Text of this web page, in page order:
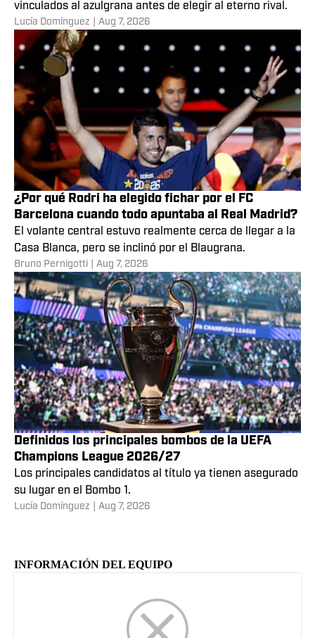
vinculados al azulgrana antes de elegir al eterno rival.
Lucía Domínguez Aug 7, 2026
¿Por qué Rodri ha elegido fichar por el FC
Barcelona cuando todo apuntaba al Real Madrid?
El volante central estuvo realmente cerca de llegar a la
Casa Blanca, pero se inclinó por el Blaugrana.
Bruno Pernigotti Aug 7, 2026
Definidos los principales bombos de la UEFA
Champions League 2026/27
Los principales candidatos al título ya tienen asegurado
su lugar en el Bombo 1.
Lucía Domínguez Aug 7, 2026
INFORMACIÓN DEL EQUIPO